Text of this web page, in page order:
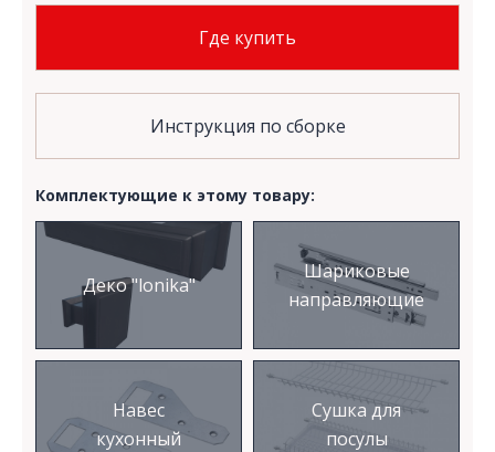
Комплектующие к этому товару:
Деко "lonika"
Шариковые
направляющие
Навес
кухонный
Сушка для
посулы
Где купить
Инструкция по сборке